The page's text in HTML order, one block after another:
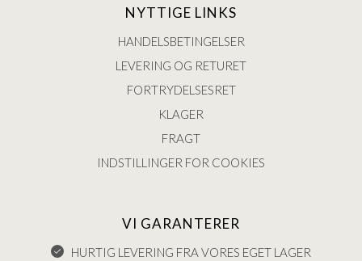
NYTTIGE LINKS
HANDELSBETINGELSER
LEVERING OG RETURET
FORTRYDELSESRET
KLAGER
FRAGT
INDSTILLINGER FOR COOKIES
VI GARANTERER
HURTIG LEVERING FRA VORES EGET LAGER